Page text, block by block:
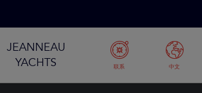
JEANNEAU
YACHTS
联系 中文